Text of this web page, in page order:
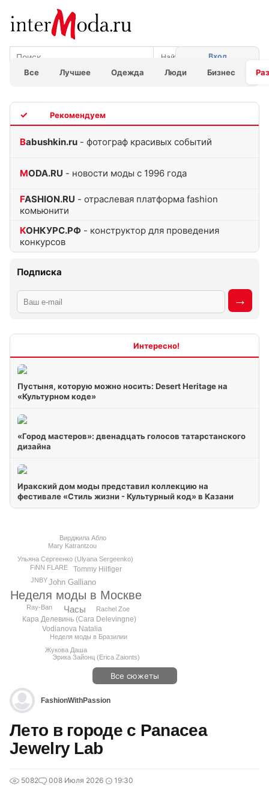
Все Лучшее Одежда Люди Бизнес
Вход
Babushkin.ru - фотограф красивых событий
MODA.RU - новости моды с 1996 года
FASHION.RU - отраслевая платформа fashion
комьюнити
КОНКУРС.РФ - конструктор для проведения
конкурсов
Подписка
Пустыня, которую можно носить: Desert Heritage на
«Культурном коде»
«Город мастеров»: двенадцать голосов татарстанского
дизайна
Иракский дом моды представил коллекцию на
фестивале «Стиль жизни - Культурный код» в Казани
Неделя моды в Москве
Часы
John Galliano
Кара Делевинь (Cara Delevingne)
Tommy Hilfiger
Vodianova Natalia
FiNN FLARE
Ульяна Сергеенко (Ulyana Sergeenko)
Неделя моды в Бразилии
Ray-Ban Rachel Zoe
Mary Katrantzou
Жукова Даша
Вирджила Абло
Эрика Зайонц (Erica Zaionts)
JNBY
Все сюжеты
FashionWithPassion
Лето в городе с Panacea
Jewelry Lab
5082 008 Июля 2026 19:30